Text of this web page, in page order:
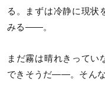
る。まずは冷静に現状
みる――。
まだ霧は晴れきってい
できそうだ――。そんな